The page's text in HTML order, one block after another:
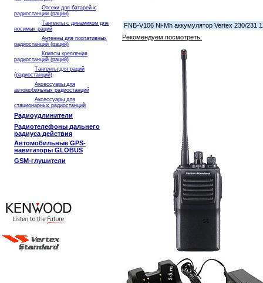
Отсеки для батарей к
радиостанции (рации)
Тангенты с динамиком для
носимых раций
Антенны для портативных
радиостанций (раций)
Клипсы крепления
радиостанций (раций)
Тангенты для раций
(радиостанций)
Аксессуары для
автомобильных радиостанций
Аксессуары для
стационарных радиостанций
Радиоудлинители
Радиотелефоны дальнего
радиуса действия
Автомобильные GPS-
навигаторы GLOBUS
GSM-глушители
FNB-V106 Ni-Mh аккумулятор Vertex 230/231
Рекомендуем посмотреть: